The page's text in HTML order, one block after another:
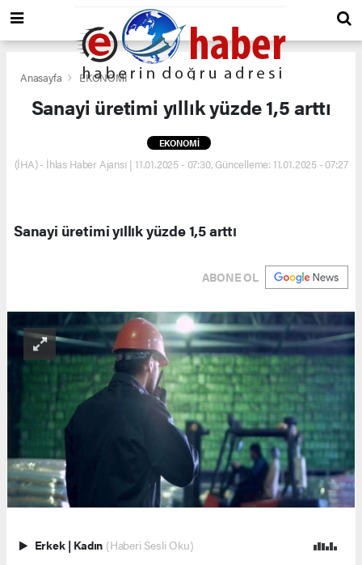
Anasayfa EKONOMİ
Sanayi üretimi yıllık yüzde 1,5 arttı
EKONOMİ
(İHA) - İhlas Haber Ajansı | 11.01.2025 - 07:30, Güncelleme: 11.01.2025 - 07:27
Sanayi üretimi yıllık yüzde 1,5 arttı
ABONE OL
Erkek | Kadın (Haberi Sesli Oku)